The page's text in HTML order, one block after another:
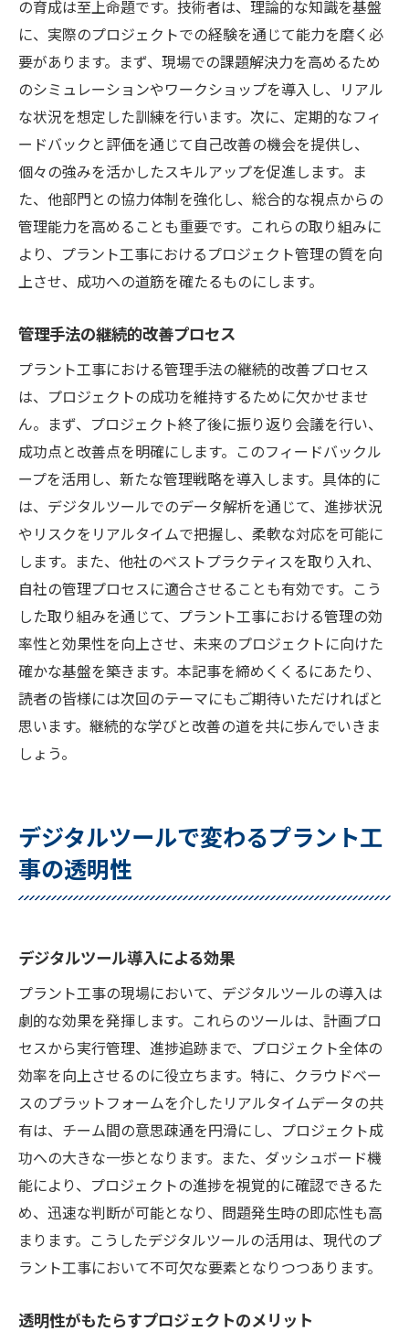
の育成は至上命題です。技術者は、理論的な知識を基盤
に、実際のプロジェクトでの経験を通じて能力を磨く必
要があります。まず、現場での課題解決力を高めるため
のシミュレーションやワークショップを導入し、リアル
な状況を想定した訓練を行います。次に、定期的なフィ
ードバックと評価を通じて自己改善の機会を提供し、
個々の強みを活かしたスキルアップを促進します。ま
た、他部門との協力体制を強化し、総合的な視点からの
管理能力を高めることも重要です。これらの取り組みに
より、プラント工事におけるプロジェクト管理の質を向
上させ、成功への道筋を確たるものにします。
管理手法の継続的改善プロセス
プラント工事における管理手法の継続的改善プロセス
は、プロジェクトの成功を維持するために欠かせませ
ん。まず、プロジェクト終了後に振り返り会議を行い、
成功点と改善点を明確にします。このフィードバックル
ープを活用し、新たな管理戦略を導入します。具体的に
は、デジタルツールでのデータ解析を通じて、進捗状況
やリスクをリアルタイムで把握し、柔軟な対応を可能に
します。また、他社のベストプラクティスを取り入れ、
自社の管理プロセスに適合させることも有効です。こう
した取り組みを通じて、プラント工事における管理の効
率性と効果性を向上させ、未来のプロジェクトに向けた
確かな基盤を築きます。本記事を締めくくるにあたり、
読者の皆様には次回のテーマにもご期待いただければと
思います。継続的な学びと改善の道を共に歩んでいきま
しょう。
デジタルツールで変わるプラント工
事の透明性
デジタルツール導入による効果
プラント工事の現場において、デジタルツールの導入は
劇的な効果を発揮します。これらのツールは、計画プロ
セスから実行管理、進捗追跡まで、プロジェクト全体の
効率を向上させるのに役立ちます。特に、クラウドベー
スのプラットフォームを介したリアルタイムデータの共
有は、チーム間の意思疎通を円滑にし、プロジェクト成
功への大きな一歩となります。また、ダッシュボード機
能により、プロジェクトの進捗を視覚的に確認できるた
め、迅速な判断が可能となり、問題発生時の即応性も高
まります。こうしたデジタルツールの活用は、現代のプ
ラント工事において不可欠な要素となりつつあります。
透明性がもたらすプロジェクトのメリット